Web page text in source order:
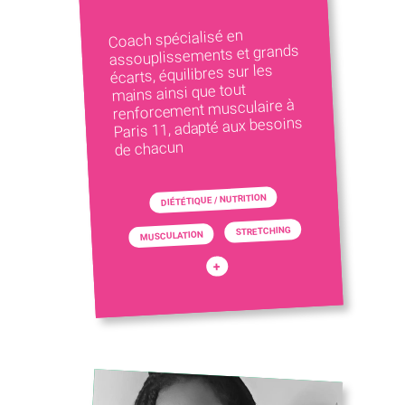
Coach spécialisé en
assouplissements et grands
écarts, équilibres sur les
mains ainsi que tout
renforcement musculaire à
Paris 11, adapté aux besoins
de chacun
DIÉTÉTIQUE / NUTRITION
MUSCULATION STRETCHING
+